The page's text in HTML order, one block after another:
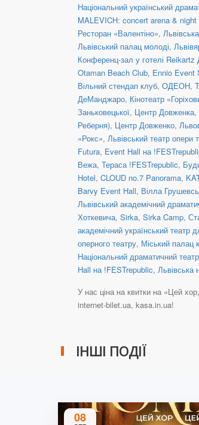
Національний український
MALEVICH: concert arena & night
Ресторан «Валентіно»,
Львівський палац молоді,
Конференц-зал у готелі
Otaman Beach Club, Ennio Event
Вільний стендап клуб, ОДЕОН,
ДеМанджаро, Кінотеатр
Заньковецької, Центр Довженка,
Реберня), Центр Довженко,
«Рокс», Львівський театр опери
Futura, Event Hall на
Вежа, Тераса !FESTrepublic,
Hotel, CLOUD no.7 Panorama,
Barvy Event Hall, Вілла
Львівський академічний
Хоткевича, Sirka, Sirka Camp,
академічний український театр
оперного театру, Міський палац
Національний драматичний
Hall на !FESTrepublic, Львівська
У нас ціна на квитки на «Цей
internet-bilet.ua, kasa.in.ua!
ІНШІ ПОДІЇ
08